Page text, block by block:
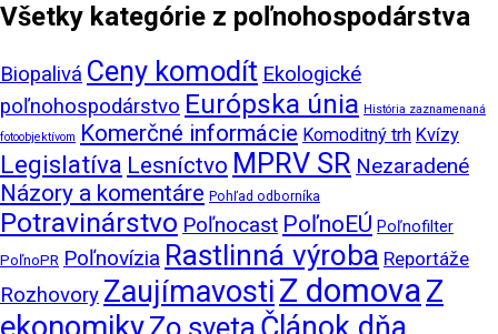
Všetky kategórie z poľnohospodárstva
Biopalivá Ceny komodít Ekologické
poľnohospodárstvo Európska únia História zaznamenaná
fotoobjektívom Komerčné informácie Komoditný trh Kvízy
Legislatíva Lesníctvo MPRV SR Nezaradené
Názory a komentáre Pohľad odborníka
Potravinárstvo Poľnocast PoľnoEÚ Poľnofilter
PoľnoPR Poľnovízia Rastlinná výroba Reportáže
Rozhovory ZaujímavostiZ domovaZ
Zo sveta